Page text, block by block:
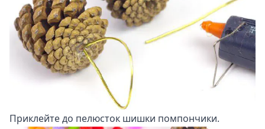
Приклейте до пелюсток шишки помпончики.